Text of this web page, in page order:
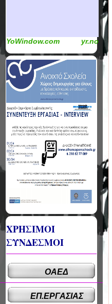
YoWindow.com yr.no
ΧΡΗΣΙΜΟΙ
ΣΥΝΔΕΣΜΟΙ
ΟΑΕΔ
ΕΠ.ΕΡΓΑΣΙΑΣ